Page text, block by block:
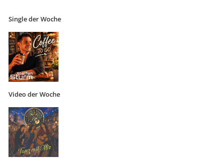
Single der Woche
Video der Woche